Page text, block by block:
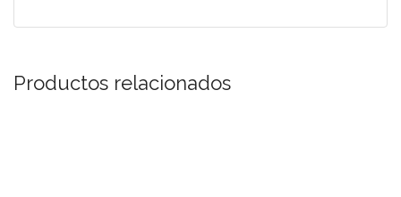
Productos relacionados